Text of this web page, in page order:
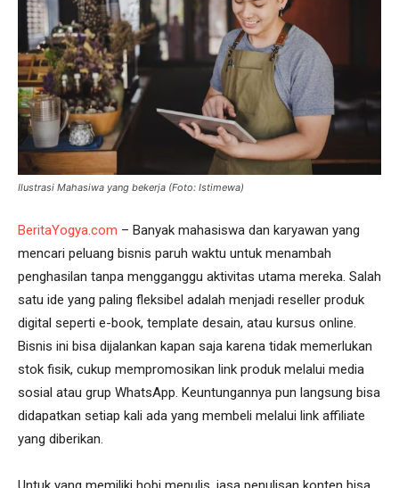
Ilustrasi Mahasiwa yang bekerja (Foto: Istimewa)
BeritaYogya.com – Banyak mahasiswa dan karyawan yang
mencari peluang bisnis paruh waktu untuk menambah
penghasilan tanpa mengganggu aktivitas utama mereka. Salah
satu ide yang paling fleksibel adalah menjadi reseller produk
digital seperti e-book, template desain, atau kursus online.
Bisnis ini bisa dijalankan kapan saja karena tidak memerlukan
stok fisik, cukup mempromosikan link produk melalui media
sosial atau grup WhatsApp. Keuntungannya pun langsung bisa
didapatkan setiap kali ada yang membeli melalui link affiliate
yang diberikan.